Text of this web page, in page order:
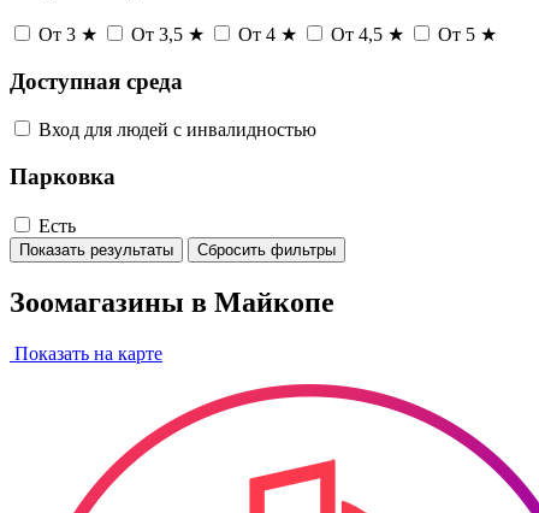
От 3 ★ От 3,5 ★ От 4 ★ От 4,5 ★ От 5 ★
Доступная среда
Вход для людей с инвалидностью
Парковка
Есть
Показать результаты Сбросить фильтры
Зоомагазины в Майкопе
Показать на карте